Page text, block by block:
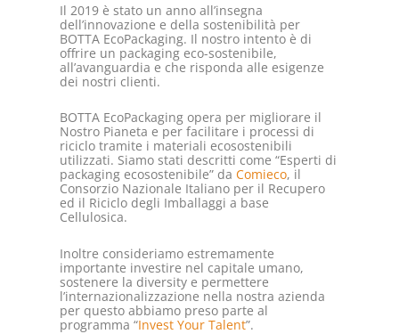
Il 2019 è stato un anno all’insegna
dell’innovazione e della sostenibilità per
BOTTA EcoPackaging. Il nostro intento è di
offrire un packaging eco-sostenibile,
all’avanguardia e che risponda alle esigenze
dei nostri clienti.
BOTTA EcoPackaging opera per migliorare il
Nostro Pianeta e per facilitare i processi di
riciclo tramite i materiali ecosostenibili
utilizzati. Siamo stati descritti come “Esperti di
packaging ecosostenibile” da Comieco, il
Consorzio Nazionale Italiano per il Recupero
ed il Riciclo degli Imballaggi a base
Cellulosica.
Inoltre consideriamo estremamente
importante investire nel capitale umano,
sostenere la diversity e permettere
l’internazionalizzazione nella nostra azienda
per questo abbiamo preso parte al
programma “Invest Your Talent”.